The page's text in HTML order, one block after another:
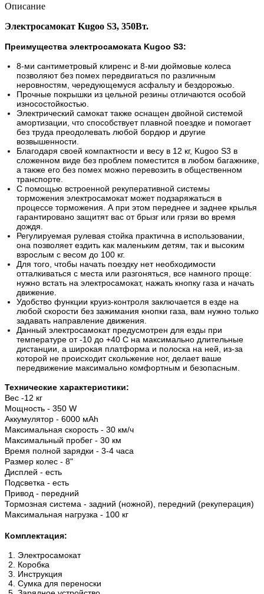
Описание
Электросамокат Kugoo S3, 350Вт.
Преимущества электросамоката Kugoo S3:
8-ми сантиметровый клиренс и 8-ми дюймовые колеса
позволяют без помех передвигаться по различным
неровностям, чередующемуся асфальту и бездорожью.
Прочные покрышки из цельной резины отличаются особой
износостойкостью.
Электрический самокат также оснащен двойной системой
амортизации, что способствует плавной поездке и помогает
без труда преодолевать любой бордюр и другие
возвышенности.
Благодаря своей компактности и весу в 12 кг, Kugoo S3 в
сложенном виде без проблем поместится в любом багажнике,
а также его без помех можно перевозить в общественном
транспорте.
С помощью встроенной рекуперативной системы
торможения электросамокат может подзаряжаться в
процессе торможения. А при этом переднее и заднее крылья
гарантировано защитят вас от брызг или грязи во время
дождя.
Регулируемая рулевая стойка практична в использовании,
она позволяет ездить как маленьким детям, так и высоким
взрослым с весом до 100 кг.
Для того, чтобы начать поездку нет необходимости
отталкиваться с места или разгоняться, все намного проще:
нужно встать на электросамокат, нажать кнопку газа и начать
движение.
Удобство функции круиз-контроля заключается в езде на
любой скорости без зажимания кнопки газа, вам нужно только
задавать направление движения.
Данный электросамокат предусмотрен для езды при
температуре от -10 до +40 С на максимально длительные
дистанции, а широкая платформа и полоска на ней, из-за
которой не происходит скольжение ног, делает ваше
передвижение максимально комфортным и безопасным.
Технические характеристики:
Вес -12 кг
Мощность - 350 W
Аккумулятор - 6000 мАh
Максимальная скорость - 30 км/ч
Максимальный пробег - 30 км
Время полной зарядки - 3-4 часа
Размер колес - 8"
Дисплей - есть
Подсветка - есть
Привод - передний
Тормозная система - задний (ножной), передний (рекуперация)
Максимальная нагрузка - 100 кг
Комплектация:
Электросамокат
Коробка
Инструкция
Сумка для переноски